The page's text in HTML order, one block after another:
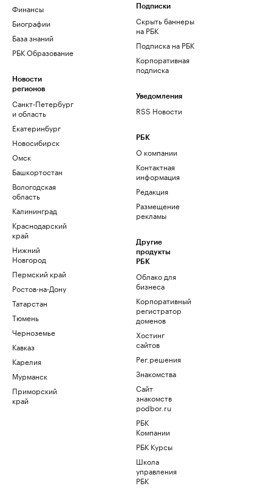
Финансы
Биографии
База знаний
РБК Образование
Новости
регионов
Санкт-Петербург
и область
Екатеринбург
Новосибирск
Омск
Башкортостан
Вологодская
область
Калининград
Краснодарский
край
Нижний
Новгород
Пермский край
Ростов-на-Дону
Татарстан
Тюмень
Черноземье
Кавказ
Карелия
Мурманск
Приморский
край
Подписки
Скрыть баннеры
на РБК
Подписка на РБК
Корпоративная
подписка
Уведомления
RSS Новости
РБК
О компании
Контактная
информация
Редакция
Размещение
рекламы
Другие
продукты
РБК
Облако для
бизнеса
Корпоративный
регистратор
доменов
Хостинг
сайтов
Рег.решения
Знакомства
Сайт
знакомств
podbor.ru
РБК
Компании
РБК Курсы
Школа
управления
РБК